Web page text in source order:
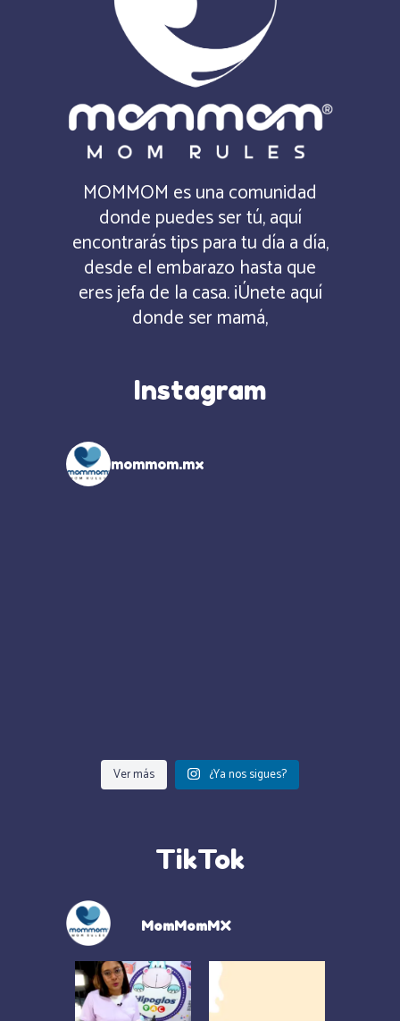
MOMMOM es una comunidad
donde puedes ser tú, aquí
encontrarás tips para tu día a día,
desde el embarazo hasta que
eres jefa de la casa. ¡Únete aquí
donde ser mamá,
Instagram
mommom.mx
Ver más ¿Ya nos sigues?
TikTok
MomMomMX